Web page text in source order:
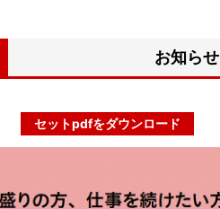
お知らせ
セットpdfをダウンロード